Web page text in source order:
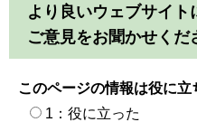
より良いウェブサイ
ご意見をお聞かせくだ
このページの情報は役に立
1：役に立った